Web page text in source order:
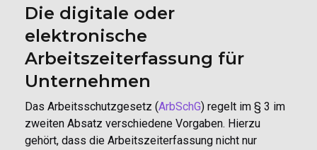
Die digitale oder
elektronische
Arbeitszeiterfassung für
Unternehmen
Das Arbeitsschutzgesetz (ArbSchG) regelt im § 3 im
zweiten Absatz verschiedene Vorgaben. Hierzu
gehört, dass die Arbeitszeiterfassung nicht nur